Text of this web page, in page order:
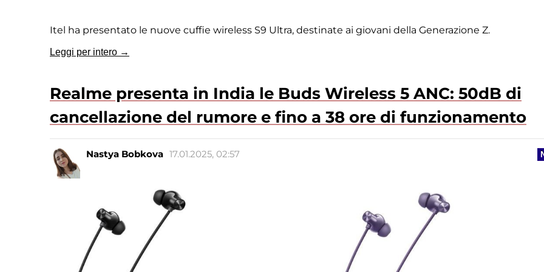
Itel ha presentato le nuove cuffie wireless S9 Ultra, destinate ai giovani della Generazione Z.
Leggi per intero →
Realme presenta in India le Buds Wireless 5 ANC: 50dB di
cancellazione del rumore e fino a 38 ore di funzionamento
Nastya Bobkova 17.01.2025, 02:57